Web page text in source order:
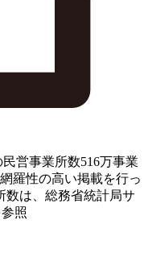
営事業所数516万事業
羅性の高い掲載を行っ
数は、総務省統計局サ
照